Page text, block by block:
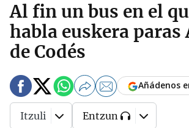
Al fin un bus en el
habla euskera
de Codés
Añádenos
Itzuli Entzun